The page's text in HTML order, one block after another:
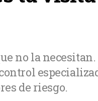
no la
de riesgo.